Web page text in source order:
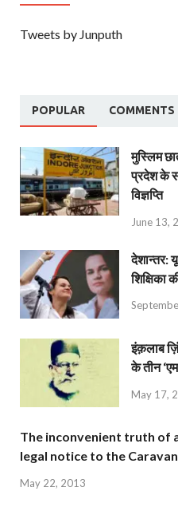
Tweets by Junputh
POPULAR COMMENTS
मुस्लिम
प्रदेश के
विज्ञप्ति
June 13,
देशान्‍तर:
शिक्षिका
इंक़लाब
के तीन
May 17,
The inconvenient truth of
legal notice to the Caravan
May 22, 2013